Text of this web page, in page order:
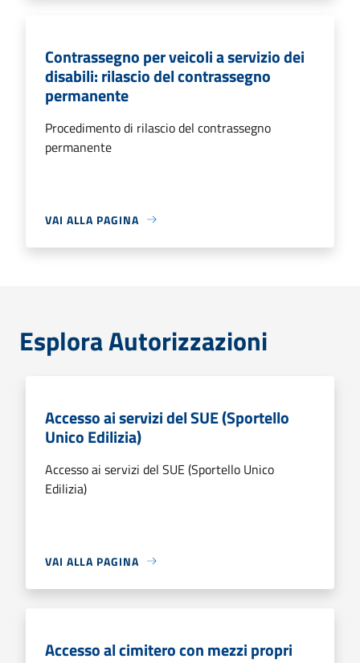
Contrassegno per veicoli a servizio dei
disabili: rilascio del contrassegno
permanente
Procedimento di rilascio del contrassegno
permanente
VAI ALLA PAGINA
Esplora Autorizzazioni
Accesso ai servizi del SUE (Sportello
Unico Edilizia)
Accesso ai servizi del SUE (Sportello Unico
Edilizia)
VAI ALLA PAGINA
Accesso al cimitero con mezzi propri